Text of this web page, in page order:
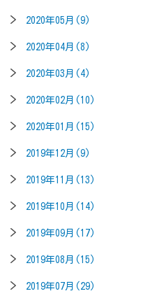
2020年05月(9)
2020年04月(8)
2020年03月(4)
2020年02月(10)
2020年01月(15)
2019年12月(9)
2019年11月(13)
2019年10月(14)
2019年09月(17)
2019年08月(15)
2019年07月(29)